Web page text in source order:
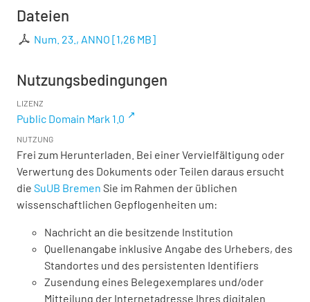
Dateien
Num. 23., ANNO [1,26 MB]
Nutzungsbedingungen
LIZENZ
Public Domain Mark 1.0
NUTZUNG
Frei zum Herunterladen. Bei einer Vervielfältigung oder
Verwertung des Dokuments oder Teilen daraus ersucht
die SuUB Bremen Sie im Rahmen der üblichen
wissenschaftlichen Gepflogenheiten um:
Nachricht an die besitzende Institution
Quellenangabe inklusive Angabe des Urhebers, des
Standortes und des persistenten Identifiers
Zusendung eines Belegexemplares und/oder
Mitteilung der Internetadresse Ihres digitalen